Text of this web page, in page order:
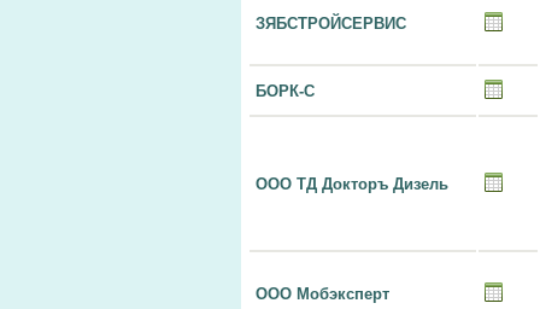
ЗЯБСТРОЙСЕРВИС
БОРК-С
ООО ТД Докторъ Дизель
ООО Мобэксперт